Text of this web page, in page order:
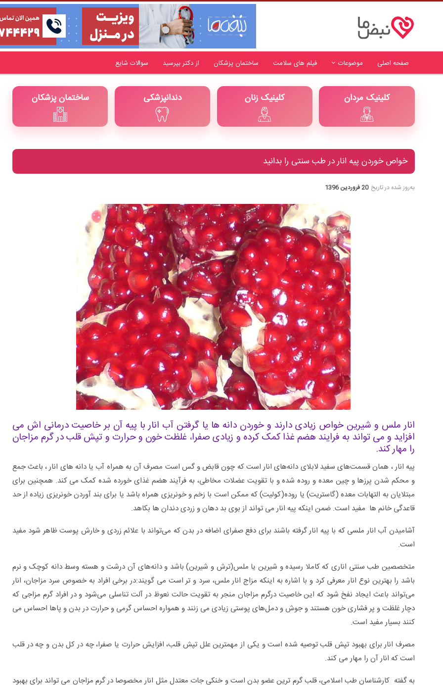
صفحه اصلی موضوعات فیلم های سلامت ساختمان پزشکان از دکتر بپرسید سوالات شایع
ساختمان پزشکان دندانپزشکی کلینیک زنان کلینیک مردان
خواص خوردن پیه انار در طب سنتی را بدانید
به‌روز شده در تاریخ 20 فروردین 1396
انار ملس و شیرین خواص زیادی دارند و خوردن دانه ها یا گرفتن آب انار با پیه آن بر خاصیت درمانی اش می
افزاید و می تواند به فرایند هضم غذا کمک کرده و زیادی صفرا، غلظت خون و حرارت و تپش قلب در گرم مزاجان
را مهار کند.
پیه انار ، همان قسمت‌های سفید لابلای دانه‌های انار است که چون قابض و گس است مصرف آن به همراه آب یا دانه های انار ، باعث جمع
و محکم شدن پرزها و چین‌ معده و روده شده و با تقویت عضلات مخاطی، به فرآیند هضم غذای خورده شده کمک می کند. همچنین برای
مبتلایان به التهابات معده (گاستریت) یا روده(کولیت) که ممکن است با زخم و خونریزی همراه باشد یا برای بند آوردن خونریزی زیاده از حد
قاعدگی خانم ها مفید است. ضمن اینکه پیه انار می تواند از بوی بد دهان و زردی دندان ها بکاهد.
آشامیدن آب انار ملسی که با پیه انار گرفته باشند برای دفع صفرای اضافه در بدن که می‌تواند با علائم زردی و خارش پوست ظاهر شود مفید
است.
متخصصین طب سنتی اناری که کاملا رسیده و شیرین یا ملس(ترش و شیرین) باشد و دانه‌های آن درشت و هسته وسط دانه کوچک و نرم
باشد را بهترین نوع انار معرفی کرد و با اشاره به اینکه مزاج انار ملس، سرد و تر است می گویند:در برخی افراد به خصوص سرد مزاجان، انار
می‌تواند باعث ایجاد نفخ شود که این خاصیت درگرم مزاجان منجر به تقویت حالت نعوظ در آلت تناسلی می‌شود و در افراد گرم ‌مزاجی که
دچار غلظت و پر فشاری خون هستند و جوش و دمل‌های پوستی زیادی می زنند و همواره احساس گرمی و حرارت در بدن و پاها احساس می
کنند بسیار مفید است.
مصرف انار برای بهبود تپش قلب توصیه شده است و یکی از مهمترین علل تپش قلب، افزایش حرارت یا صفرا، چه در کل بدن و چه در قلب
است که انار آن را مهار می کند.
به گفته کارشناسان طب اسلامی، قلب گرم ترین عضو بدن است و خنکی جات معتدل مثل انار مخصوصا در گرم مزاجان می تواند برای بهبود
+ویدئو زگیل تناسلی از تشخیص تا درمان +ویدئو
برای چه بیماری هایی به متخصص اورولوژی
مراجعه کنیم؟